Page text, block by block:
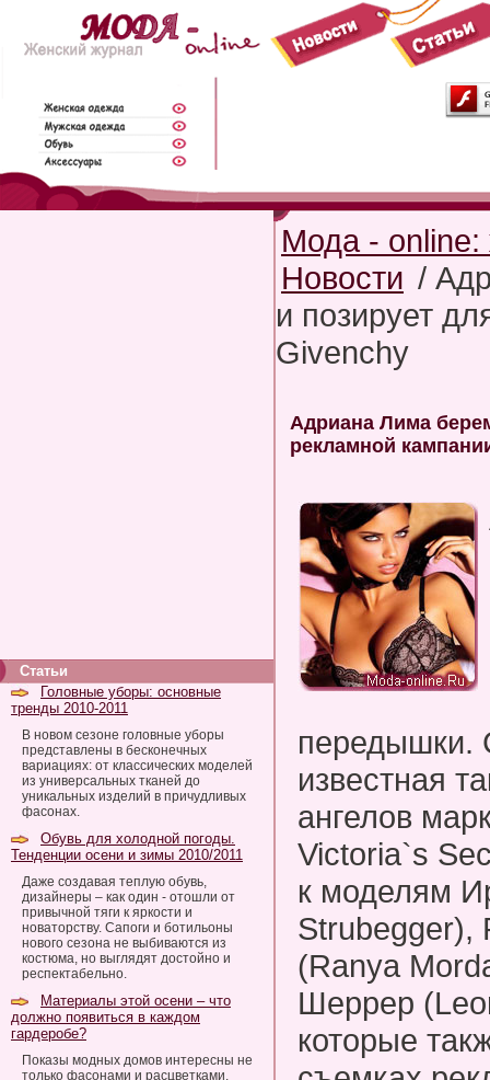
Статьи
Головные уборы: основные
тренды 2010-2011
В новом сезоне головные уборы
представлены в бесконечных
вариациях: от классических моделей
из универсальных тканей до
уникальных изделий в причудливых
фасонах.
Обувь для холодной погоды.
Тенденции осени и зимы 2010/2011
Даже создавая теплую обувь,
дизайнеры – как один - отошли от
привычной тяги к яркости и
новаторству. Сапоги и ботильоны
нового сезона не выбиваются из
костюма, но выглядят достойно и
респектабельно.
Материалы этой осени – что
должно появиться в каждом
гардеробе?
Показы модных домов интересны не
только фасонами и расцветками.
Мода - online:
Новости /
и позирует
Givenchy
Адриана Лима
рекламной
передышки.
известная
ангелов
Victoria`s
к моделям
Strubegger),
(Ranya
Шеррер
которые